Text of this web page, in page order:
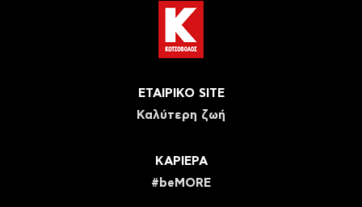
ΕΤΑΙΡΙΚΟ SITE
Καλύτερη ζωή
ΚΑΡΙΕΡΑ
#beMORE